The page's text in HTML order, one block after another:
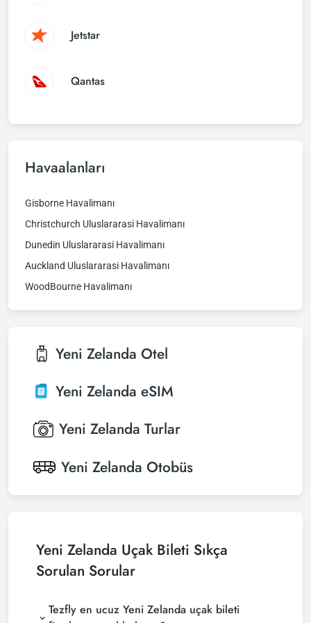
Jetstar
Qantas
Havaalanları
Gisborne Havalimanı
Christchurch Uluslararasi Havalimanı
Dunedin Uluslararasi Havalimanı
Auckland Uluslararasi Havalimanı
WoodBourne Havalimanı
Yeni Zelanda Otel
Yeni Zelanda eSIM
Yeni Zelanda Turlar
Yeni Zelanda Otobüs
Yeni Zelanda Uçak Bileti Sıkça
Sorulan Sorular
Tezfly en ucuz Yeni Zelanda uçak bileti